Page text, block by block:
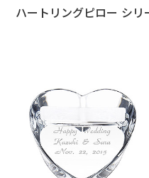
ハートリングピロー シリ